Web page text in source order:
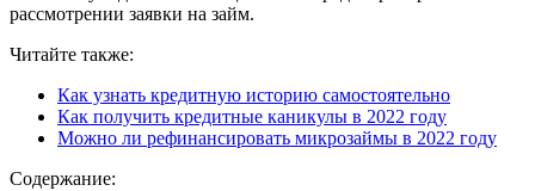
рассмотрении заявки на займ.
Читайте также:
Как узнать кредитную историю самостоятельно
Как получить кредитные каникулы в 2022 году
Можно ли рефинансировать микрозаймы в 2022 году
Содержание: